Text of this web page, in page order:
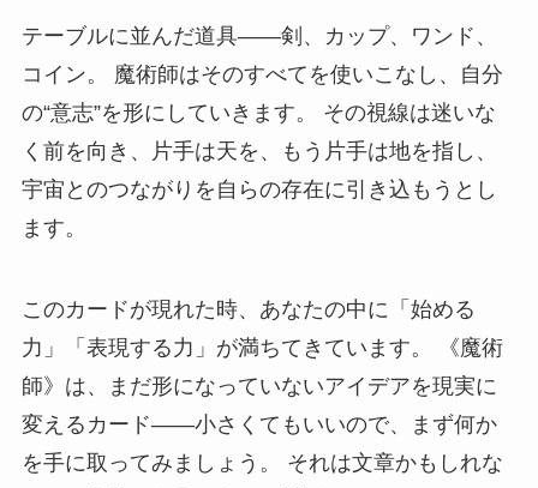
テーブルに並んだ道具――剣、カップ、ワンド、
コイン。 魔術師はそのすべてを使いこなし、自分
の“意志”を形にしていきます。 その視線は迷いな
く前を向き、片手は天を、もう片手は地を指し、
宇宙とのつながりを自らの存在に引き込もうとし
ます。
このカードが現れた時、あなたの中に「始める
力」「表現する力」が満ちてきています。 《魔術
師》は、まだ形になっていないアイデアを現実に
変えるカード――小さくてもいいので、まず何か
を手に取ってみましょう。 それは文章かもしれな